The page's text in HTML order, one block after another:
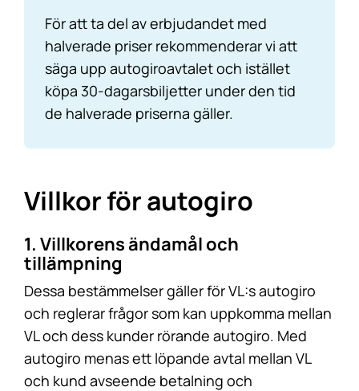
För att ta del av erbjudandet med
halverade priser rekommenderar vi att
säga upp autogiroavtalet och istället
köpa 30-dagarsbiljetter under den tid
de halverade priserna gäller.
Villkor för autogiro
1. Villkorens ändamål och
tillämpning
Dessa bestämmelser gäller för VL:s autogiro
och reglerar frågor som kan uppkomma mellan
VL och dess kunder rörande autogiro. Med
autogiro menas ett löpande avtal mellan VL
och kund avseende betalning och